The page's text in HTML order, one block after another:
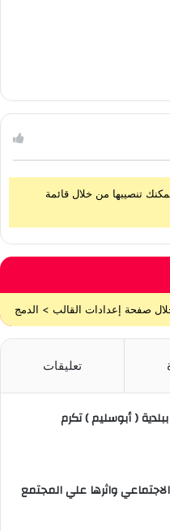
تنصيبها من خلال قائمة
تعليقات
( أبوسليم ) تكرم
واثرها علي المجتمع